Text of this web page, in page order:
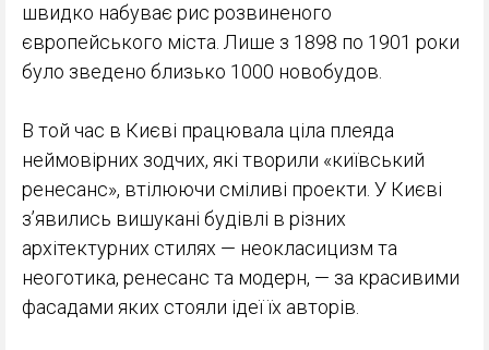
швидко набуває рис розвиненого
європейського міста. Лише з 1898 по 1901 роки
було зведено близько 1000 новобудов.
В той час в Києві працювала ціла плеяда
неймовірних зодчих, які творили «київський
ренесанс», втілюючи сміливі проекти. У Києві
зʼявились вишукані будівлі в різних
архітектурних стилях — неокласицизм та
неоготика, ренесанс та модерн, — за красивими
фасадами яких стояли ідеї їх авторів.